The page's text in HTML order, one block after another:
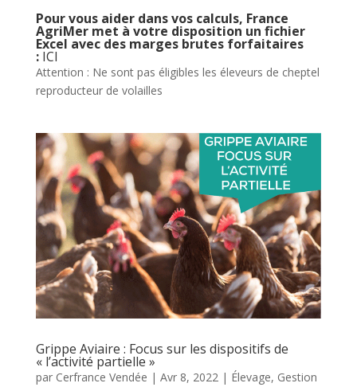
Pour vous aider dans vos calculs, France
AgriMer met à votre disposition un fichier
Excel avec des marges brutes forfaitaires
: ICI
Attention : Ne sont pas éligibles les éleveurs de cheptel
reproducteur de volailles
Grippe Aviaire : Focus sur les dispositifs de
« l’activité partielle »
par Cerfrance Vendée | Avr 8, 2022| Élevage, Gestion